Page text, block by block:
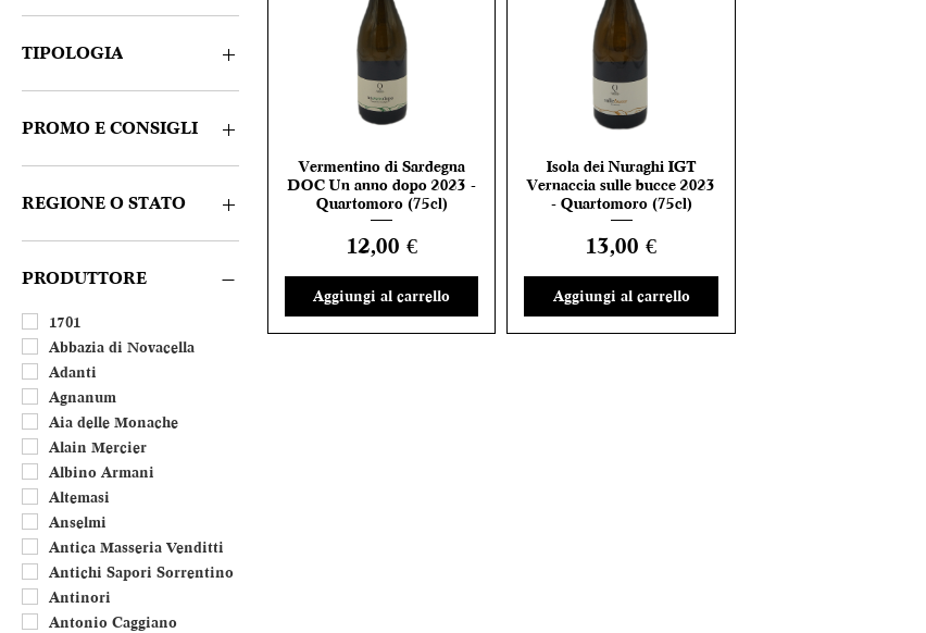
TIPOLOGIA
Bianco
Rosso
Rosè
Amaro e Liquore
Dolce
Porto
PROMO E CONSIGLI
CONSIGLIATE DA NOI
REGIONE O STATO
Abruzzo
Basilicata
Campania
Emilia Romagna
Friuli Venezia Giulia
Lazio
Liguria
Lombardia
Marche
Molise
Piemonte
Puglia
Sardegna
Sicilia
Toscana
PRODUTTORE
1701
Abbazia di Novacella
Adanti
Agnanum
Aia delle Monache
Alain Mercier
Albino Armani
Altemasi
Anselmi
Antica Masseria Venditti
Antichi Sapori Sorrentino
Antinori
Antonio Caggiano
Vista rapida
Vermentino di Sardegna
DOC Un anno dopo 2023 -
Quartomoro (75cl)
Prezzo
12,00 €
Aggiungi al carrello
Vista rapida
Isola dei Nuraghi IGT
Vernaccia sulle bucce 2023
- Quartomoro (75cl)
Prezzo
13,00 €
Aggiungi al carrello